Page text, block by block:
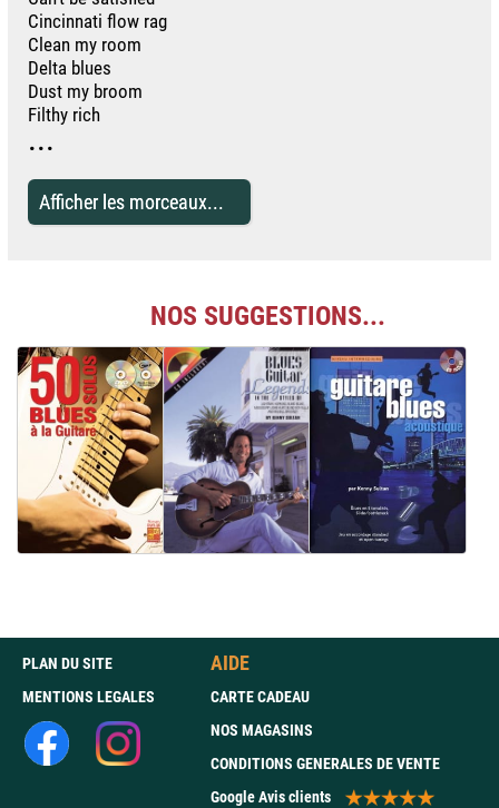
Cincinnati flow rag
Clean my room
Delta blues
Dust my broom
Filthy rich
...
Afficher les morceaux...
NOS SUGGESTIONS...
PLAN DU SITE
MENTIONS LEGALES
AIDE
CARTE CADEAU
NOS MAGASINS
CONDITIONS GENERALES DE VENTE
Google Avis clients